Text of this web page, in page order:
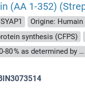
(AA 1-352)
SYAP1
Origine: Humain
synthesis (CFPS)
approximately 70-80 % as determined by SDS PAGE, Western Blot and analytical SEC (HPLC).